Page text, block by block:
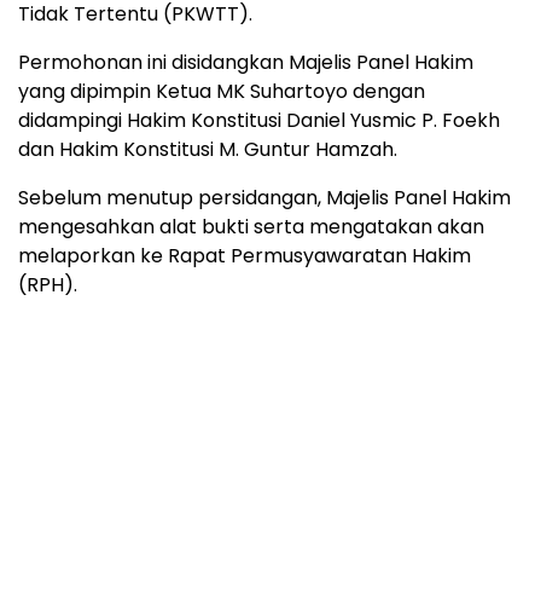
Tidak Tertentu (PKWTT).
Permohonan ini disidangkan Majelis Panel Hakim
yang dipimpin Ketua MK Suhartoyo dengan
didampingi Hakim Konstitusi Daniel Yusmic P. Foekh
dan Hakim Konstitusi M. Guntur Hamzah.
Sebelum menutup persidangan, Majelis Panel Hakim
mengesahkan alat bukti serta mengatakan akan
melaporkan ke Rapat Permusyawaratan Hakim
(RPH).